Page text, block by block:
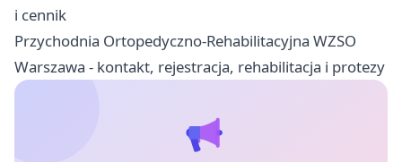
i cennik
Przychodnia Ortopedyczno-Rehabilitacyjna WZSO
Warszawa - kontakt, rejestracja, rehabilitacja i protezy